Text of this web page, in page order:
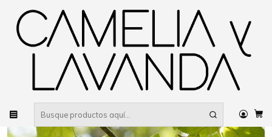
Inicio Planta Árboles Frutales
Artículos seleccionados